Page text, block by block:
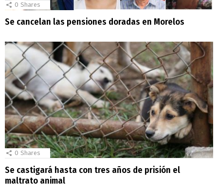
0 Shares
Se cancelan las pensiones doradas en Morelos
0 Shares
Se castigará hasta con tres años de prisión el
maltrato animal